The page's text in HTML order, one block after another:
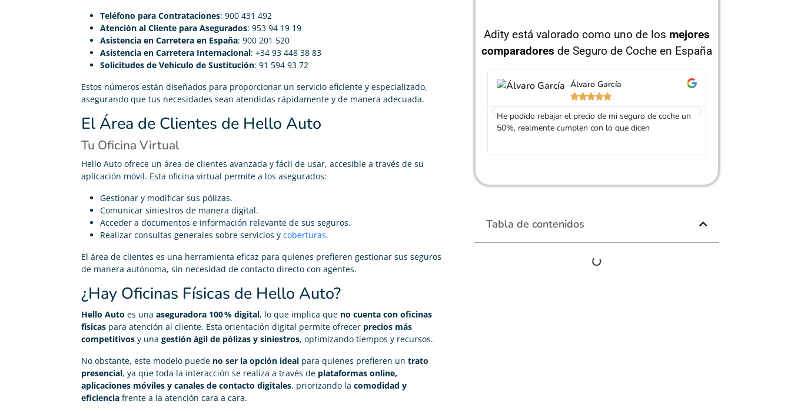
Teléfono para Contrataciones: 900 431 492
Atención al Cliente para Asegurados: 953 94 19 19
Asistencia en Carretera en España: 900 201 520
Asistencia en Carretera Internacional: +34 93 448 38 83
Solicitudes de Vehículo de Sustitución: 91 594 93 72
Estos números están diseñados para proporcionar un servicio eficiente y especializado,
asegurando que tus necesidades sean atendidas rápidamente y de manera adecuada.
El Área de Clientes de Hello Auto
Tu Oficina Virtual
Hello Auto ofrece un área de clientes avanzada y fácil de usar, accesible a través de su
aplicación móvil. Esta oficina virtual permite a los asegurados:
Gestionar y modificar sus pólizas.
Comunicar siniestros de manera digital.
Acceder a documentos e información relevante de sus seguros.
Realizar consultas generales sobre servicios y coberturas.
El área de clientes es una herramienta eficaz para quienes prefieren gestionar sus seguros
de manera autónoma, sin necesidad de contacto directo con agentes.
¿Hay Oficinas Físicas de Hello Auto?
Hello Auto es una aseguradora 100 % digital, lo que implica que no cuenta con oficinas
físicas para atención al cliente. Esta orientación digital permite ofrecer precios más
competitivos y una gestión ágil de pólizas y siniestros, optimizando tiempos y recursos.
No obstante, este modelo puede no ser la opción ideal para quienes prefieren un trato
presencial, ya que toda la interacción se realiza a través de plataformas online,
aplicaciones móviles y canales de contacto digitales, priorizando la comodidad y
eficiencia frente a la atención cara a cara.
Adity está valorado como uno de los mejores
comparadores de Seguro de Coche en España
Álvaro García

He podido rebajar el precio de mi seguro de coche un
50%, realmente cumplen con lo que dicen
Tabla de contenidos